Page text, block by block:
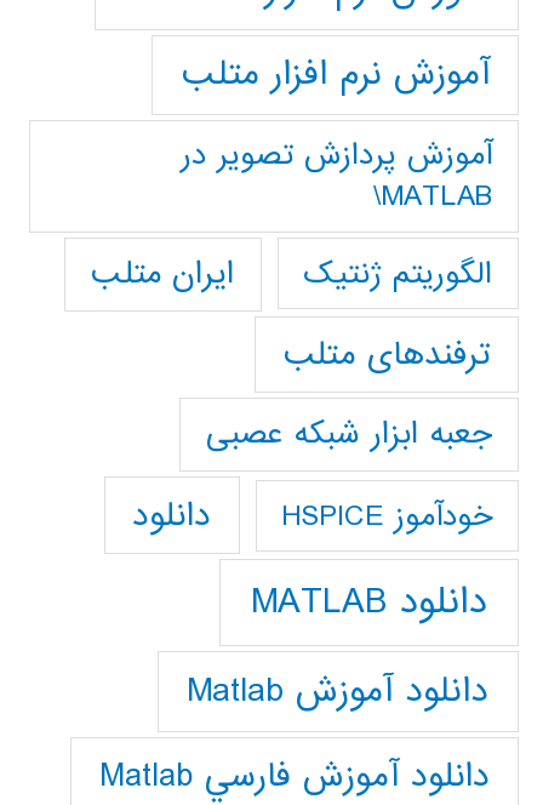
آموزش نرم افزار متلب
آموزش پردازش تصوير در
MATLAB\
الگوریتم ژنتیک
ایران متلب
ترفندهای متلب
جعبه ابزار شبکه عصبی
خودآموز HSPICE دانلود
دانلود MATLAB
دانلود آموزش Matlab
دانلود آموزش فارسي Matlab